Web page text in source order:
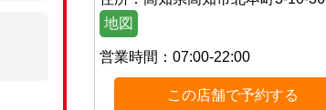
地図
営業時間： 07:00-22:00
この店舗で予約する